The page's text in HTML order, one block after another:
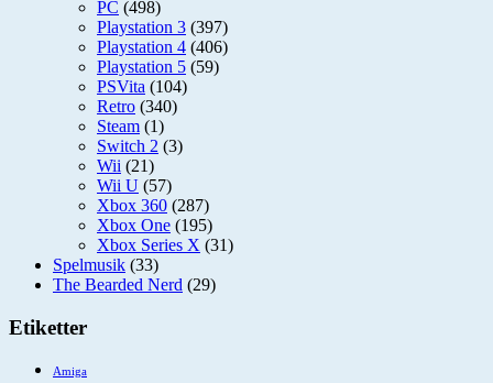
PC (498)
Playstation 3 (397)
Playstation 4 (406)
Playstation 5 (59)
PSVita (104)
Retro (340)
Steam (1)
Switch 2 (3)
Wii (21)
Wii U (57)
Xbox 360 (287)
Xbox One (195)
Xbox Series X (31)
Spelmusik (33)
The Bearded Nerd (29)
Etiketter
Amiga